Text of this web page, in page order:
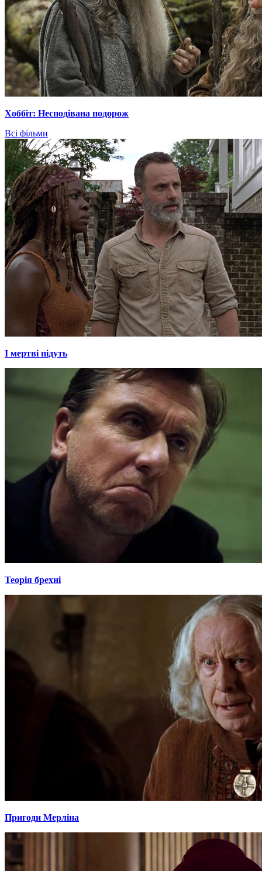
Хоббіт: Несподівана подорож
Всі фільми
І мертві підуть
Теорія брехні
Пригоди Мерліна